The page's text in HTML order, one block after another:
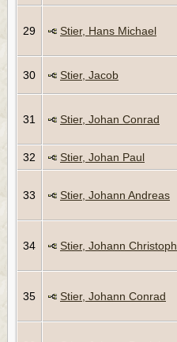
29 Stier, Hans Michael
30 Stier, Jacob
31 Stier, Johan Conrad
32 Stier, Johan Paul
33 Stier, Johann Andreas
34 Stier, Johann Christoph
35 Stier, Johann Conrad